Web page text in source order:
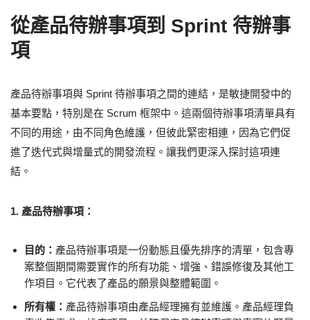
從產品待辦事項到 Sprint 待辦事
項
產品待辦事項與 Sprint 待辦事項之間的連結，是敏捷開發中的
基本要點，特別是在 Scrum 框架中。這兩個待辦事項清單具有
不同的用途，由不同角色維護，但彼此緊密相連，因為它們促
進了迭代式與增量式的開發流程。讓我們更深入探討這項連
結。
1. 產品待辦事項：
目的： 產品待辦事項是一份動態且優先排序的清單，包含專
案整個期間需要實作的所有功能、增強、錯誤修復及其他工
作項目。它代表了產品的願景與整體範圍。
所有權： 產品待辦事項由產品經理擁有並維護。產品經理負